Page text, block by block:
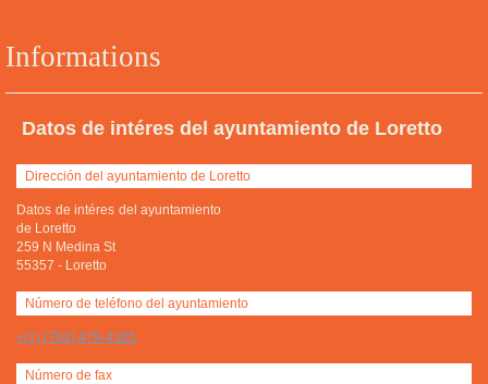
Informations
Datos de intéres del ayuntamiento de Loretto
Dirección del ayuntamiento de Loretto
Datos de intéres del ayuntamiento
de Loretto
259 N Medina St
55357 - Loretto
Número de teléfono del ayuntamiento
+(1) (763) 479-4305
Número de fax